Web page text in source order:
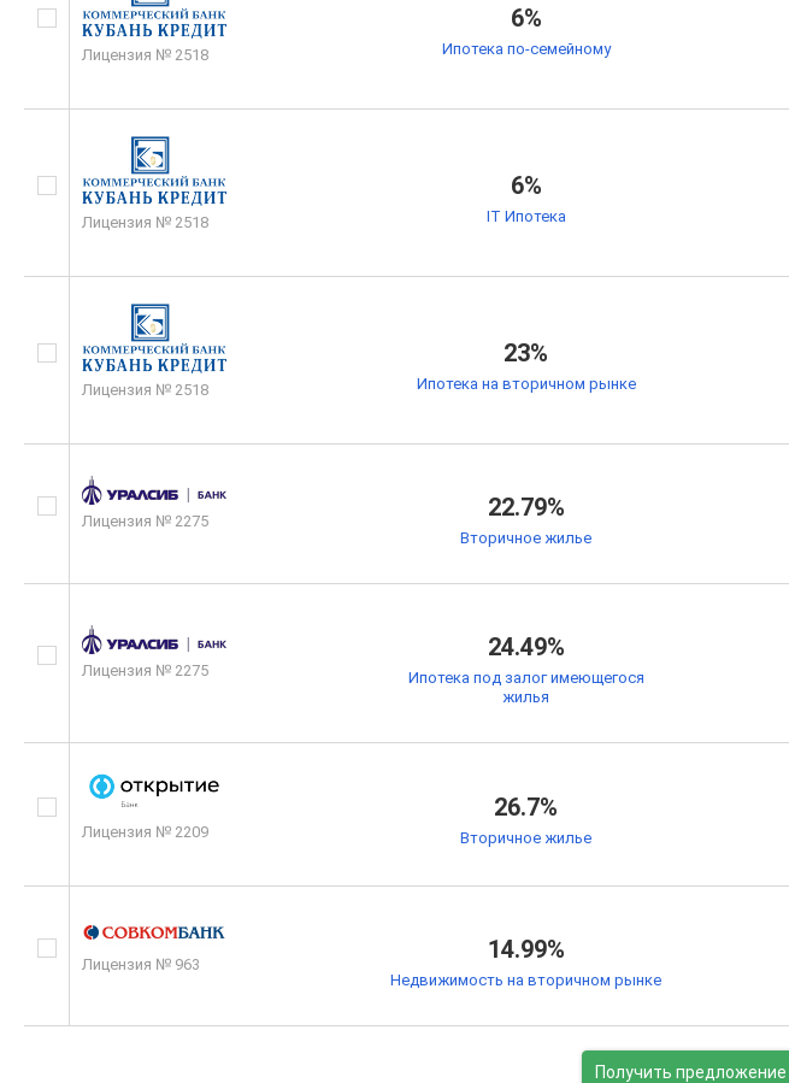
Лицензия № 2518
6%
Ипотека по-семейному
Лицензия № 2518
6%
IT Ипотека
Лицензия № 2518
23%
Ипотека на вторичном рынке
Лицензия № 2275 22.79%
Вторичное жилье
Лицензия № 2275
24.49%
Ипотека под залог имеющегося
жилья
Лицензия № 2209
26.7%
Вторичное жилье
Лицензия № 963
14.99%
Недвижимость на вторичном рынке
Получить предложение